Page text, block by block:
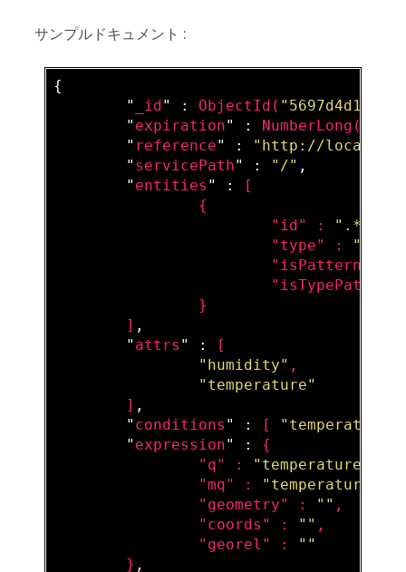
サンプルドキュメント :
{
        "
_id" : ObjectId(
        "
expiration" : NumberLong(
        "
reference" :
"http://
        "
servicePath" : "/" ,
        "
entities " :
[
                {
                        "
id" : ".*"
                        "
type" :
"Room"
                        "
isPattern
                        "
isTypePattern
}
        ]
,
        "
attrs " :
[
"humidity" ,
"temperature"
        ]
,
        "
conditions " : [ "temperature"
        "
expression" : {
                "
q" : "temperature>40"
                "
mq" :
                "
geometry" : "" ,
                "
coords " : "" ,
                "
georel " :
""
} ,